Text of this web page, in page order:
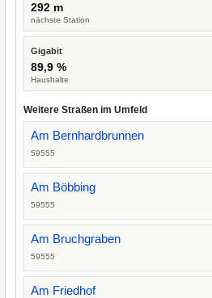
292 m
nächste Station
Gigabit
89,9 %
Haushalte
Weitere Straßen im Umfeld
Am Bernhardbrunnen
59555
Am Böbbing
59555
Am Bruchgraben
59555
Am Friedhof